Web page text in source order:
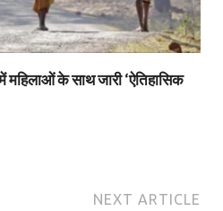
के साथ जारी ‘ऐतिहासिक
NEXT ARTICLE